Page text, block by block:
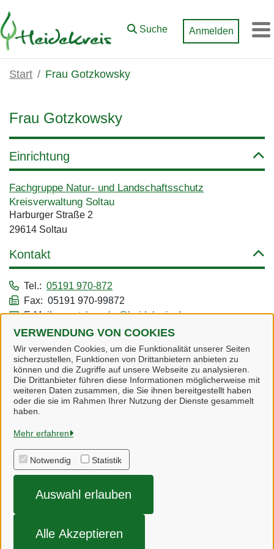
Zum Hauptinhalt springen
VERWENDUNG VON COOKIES
Wir verwenden Cookies, um die Funktionalität unserer Seiten
sicherzustellen, Funktionen von Drittanbietern anbieten zu
können und die Zugriffe auf unsere Webseite zu analysieren.
Die Drittanbieter führen diese Informationen möglicherweise mit
weiteren Daten zusammen, die Sie ihnen bereitgestellt haben
oder die sie im Rahmen Ihrer Nutzung der Dienste gesammelt
haben.
Mehr erfahren
Notwendig Statistik
Auswahl erlauben
Alle Akzeptieren
Suche Anmelden
Start Frau Gotzkowsky
Frau Gotzkowsky
Einrichtung
Fachgruppe Natur- und Landschaftsschutz
Kreisverwaltung Soltau
Harburger Straße 2
29614 Soltau
Kontakt
Tel.: 05191 970-872
Fax: 05191 970-99872
E-Mail:a.gotzkowsky@heidekreis.de
Alle zugeordneten Einrichtungen
Heidekreis
Alle Rechte vorbehalten
Barrierefreiheit